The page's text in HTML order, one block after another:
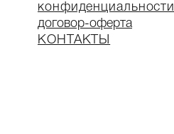
конфиденциальности
договор-оферта
КОНТАКТЫ